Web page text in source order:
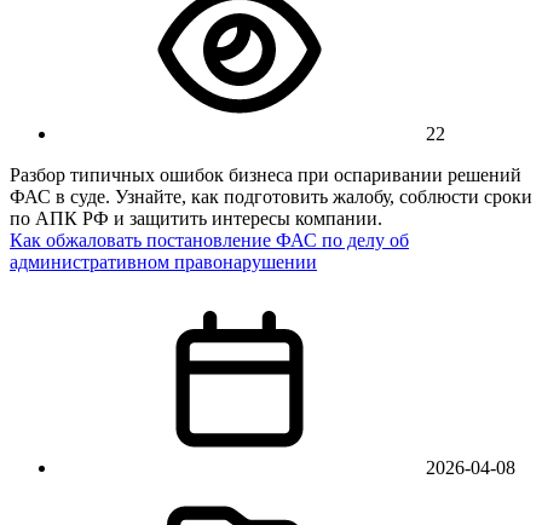
22
Разбор типичных ошибок бизнеса при оспаривании решений
ФАС в суде. Узнайте, как подготовить жалобу, соблюсти сроки
по АПК РФ и защитить интересы компании.
Как обжаловать постановление ФАС по делу об
административном правонарушении
2026-04-08